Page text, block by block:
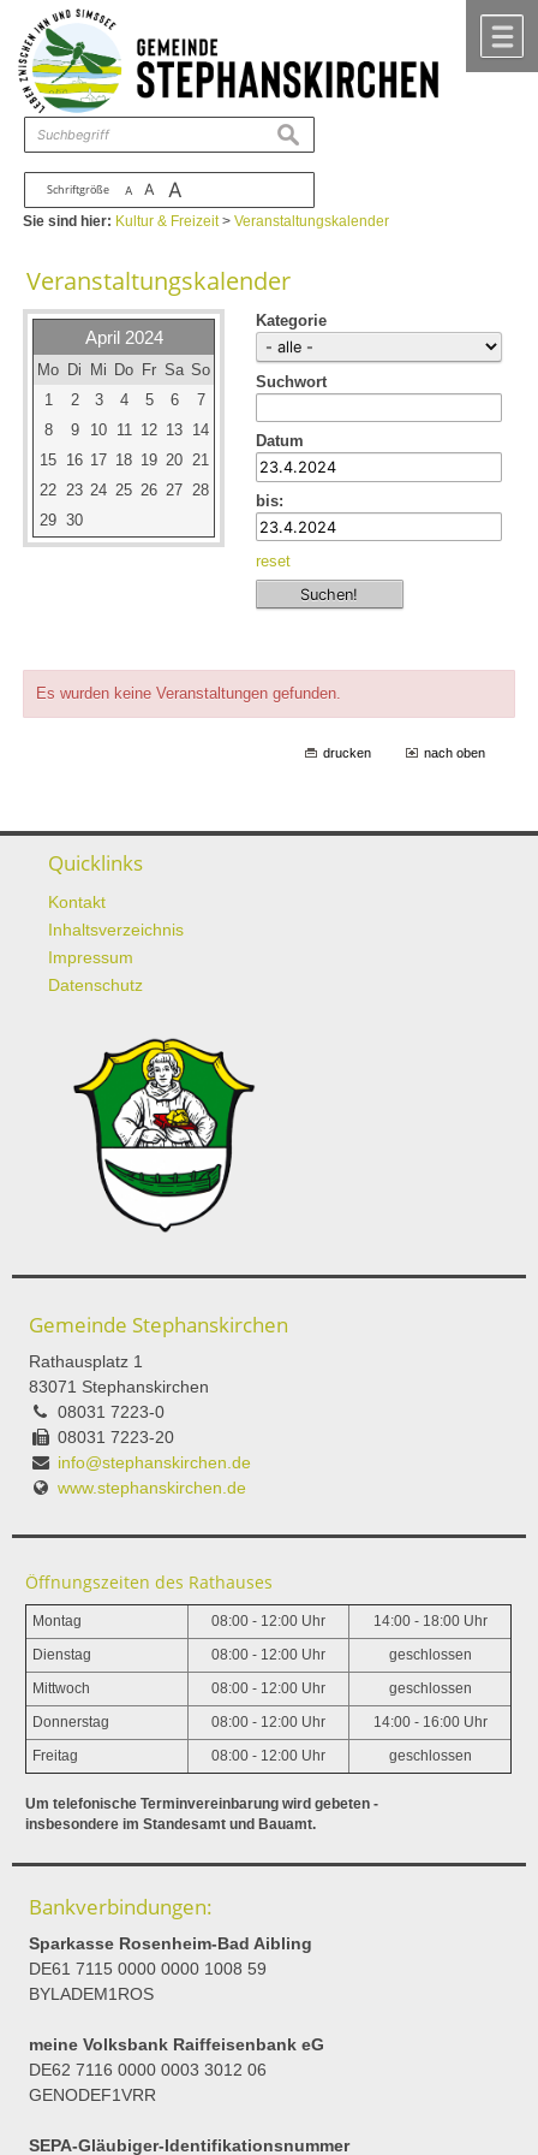
Zum Inhalt ,zur Navigation
Schriftgröße A A A
suchen
Sie sind hier: Kultur & Freizeit>Veranstaltungskalender
Veranstaltungskalender
April 2024
Mo Di Mi Do Fr Sa So
1
2 3 4 5 6
7
8
9 10 11 12 13 14
15 16 17 18 19 20 21
22 23 24 25 26 27 28
29 30
Kategorie
Suchwort
Datum
bis:
reset
Es wurden keine Veranstaltungen gefunden.
drucken nach oben
Quicklinks
Kontakt
Inhaltsverzeichnis
Impressum
Datenschutz
Gemeinde Stephanskirchen
Rathausplatz 1
83071 Stephanskirchen
08031 7223-0
08031 7223-20
info@stephanskirchen.de
www.stephanskirchen.de
Öffnungszeiten des Rathauses
Montag 08:00 - 12:00 Uhr 14:00 - 18:00 Uhr
Dienstag 08:00 - 12:00 Uhr geschlossen
Mittwoch 08:00 - 12:00 Uhr geschlossen
Donnerstag 08:00 - 12:00 Uhr 14:00 - 16:00 Uhr
Freitag 08:00 - 12:00 Uhr geschlossen
Um telefonische Terminvereinbarung wird gebeten -
insbesondere im Standesamt und Bauamt.
Bankverbindungen:
Sparkasse Rosenheim-Bad Aibling
DE61 7115 0000 0000 1008 59
BYLADEM1ROS
meine Volksbank Raiffeisenbank eG
DE62 7116 0000 0003 3012 06
GENODEF1VRR
SEPA-Gläubiger-Identifikationsnummer